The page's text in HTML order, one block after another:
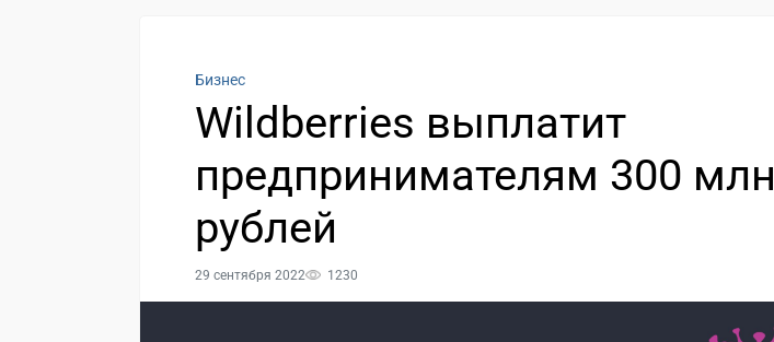
Бизнес
Wildberries выплатит
предпринимателям 300 млн
рублей
29 сентября 2022 1230